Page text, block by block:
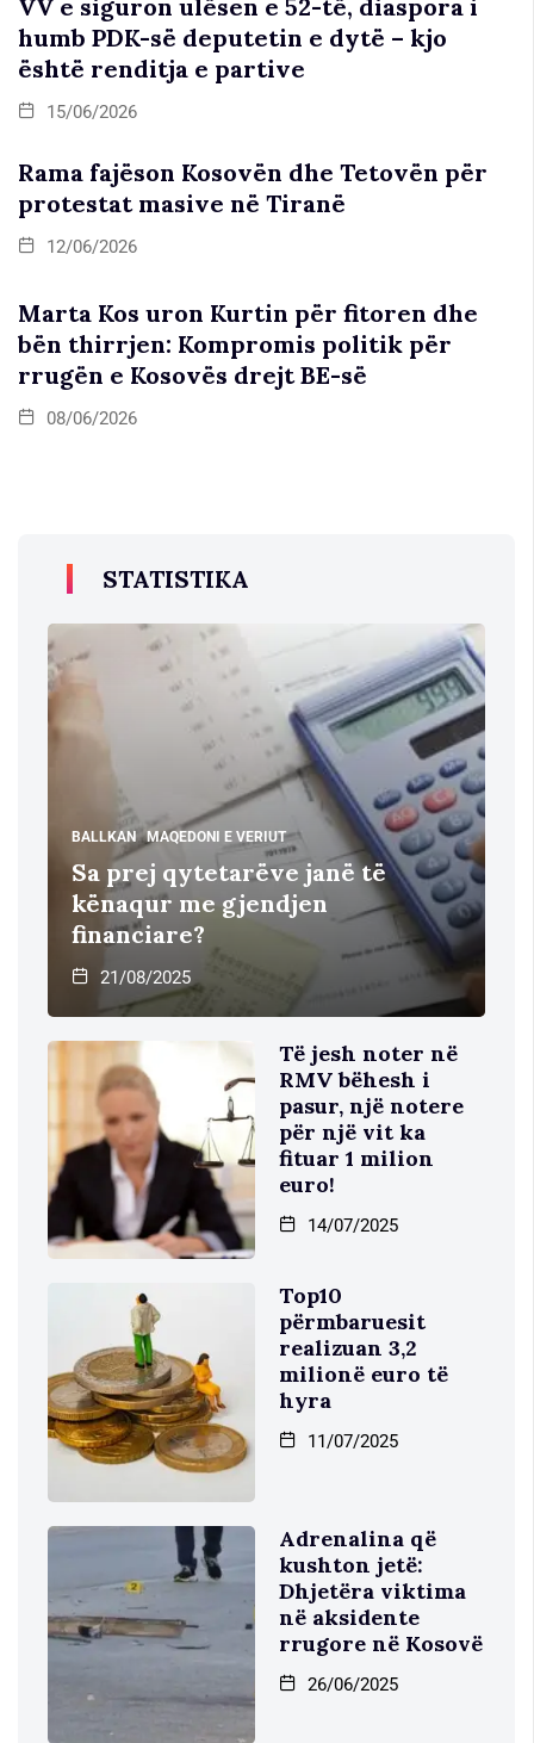
VV e siguron ulësen e 52-të, diaspora i
humb PDK-së deputetin e dytë – kjo
është renditja e partive
15/06/2026
Rama fajëson Kosovën dhe Tetovën për
protestat masive në Tiranë
12/06/2026
Marta Kos uron Kurtin për fitoren dhe
bën thirrjen: Kompromis politik për
rrugën e Kosovës drejt BE-së
08/06/2026
STATISTIKA
BALLKAN MAQEDONI E VERIUT
Sa prej qytetarëve janë të
kënaqur me gjendjen
financiare?
21/08/2025
Të jesh noter në
RMV bëhesh i
pasur, një notere
për një vit ka
fituar 1 milion
euro!
14/07/2025
Top10
përmbaruesit
realizuan 3,2
milionë euro të
hyra
11/07/2025
Adrenalina që
kushton jetë:
Dhjetëra viktima
në aksidente
rrugore në Kosovë
26/06/2025